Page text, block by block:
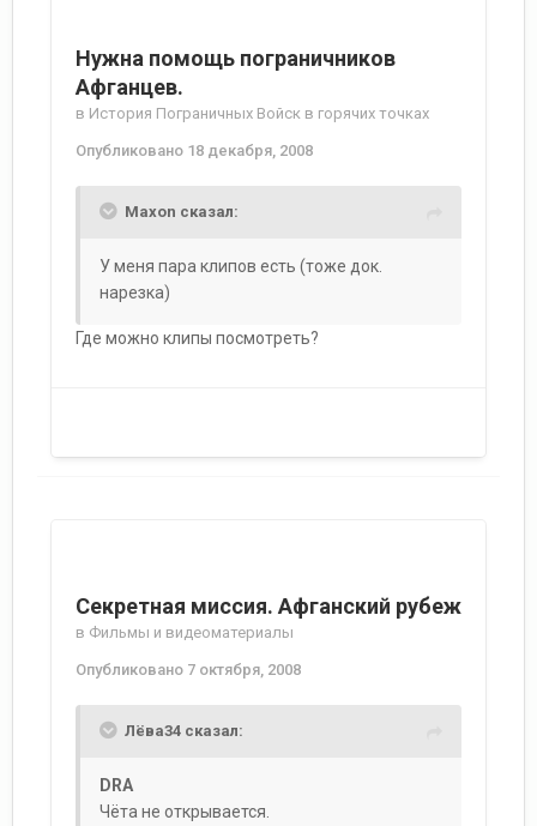
Нужна помощь пограничников
Афганцев.
в История Пограничных Войск в горячих точках
Опубликовано 18 декабря, 2008
Maxon сказал:
У меня пара клипов есть (тоже док.
нарезка)
Где можно клипы посмотреть?
Секретная миссия. Афганский рубеж
в Фильмы и видеоматериалы
Опубликовано 7 октября, 2008
Лёва34 сказал:
DRA
Чёта не открывается.